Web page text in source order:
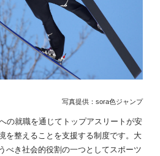
写真提供：sora色ジャンプ
の就職を通じてトップアスリートが安
を整えることを支援する制度です。大
べき社会的役割の一つとしてスポーツ